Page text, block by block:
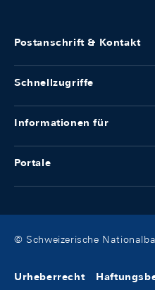
Postanschrift & Kontakt
Schnellzugriffe
Informationen für
Portale
© Schweizerische
Urheberrecht